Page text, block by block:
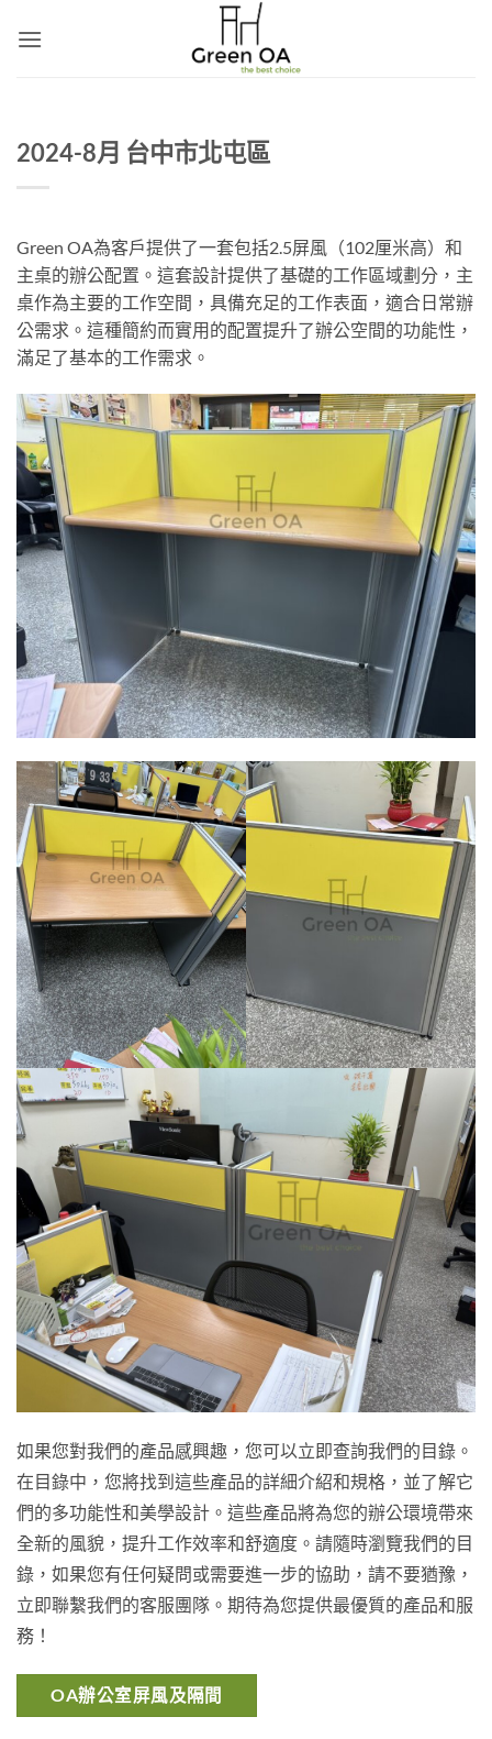
2024-8月 台中市北屯區
Green OA為客戶提供了一套包括2.5屏風（102厘米高）和
主桌的辦公配置。這套設計提供了基礎的工作區域劃分，主
桌作為主要的工作空間，具備充足的工作表面，適合日常辦
公需求。這種簡約而實用的配置提升了辦公空間的功能性，
滿足了基本的工作需求。
如果您對我們的產品感興趣，您可以立即查詢我們的目錄。
在目錄中，您將找到這些產品的詳細介紹和規格，並了解它
們的多功能性和美學設計。這些產品將為您的辦公環境帶來
全新的風貌，提升工作效率和舒適度。請隨時瀏覽我們的目
錄，如果您有任何疑問或需要進一步的協助，請不要猶豫，
立即聯繫我們的客服團隊。期待為您提供最優質的產品和服
務！
OA辦公室屏風及隔間